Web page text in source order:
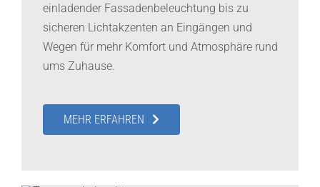
einladender Fassadenbeleuchtung bis zu
sicheren Lichtakzenten an Eingängen und
Wegen für mehr Komfort und Atmosphäre rund
ums Zuhause.
MEHR ERFAHREN